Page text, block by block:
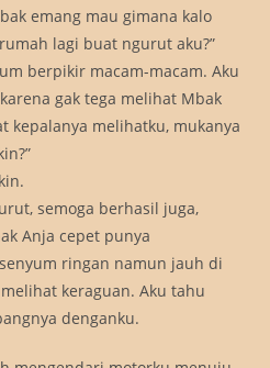
emang mau gimana kalo
lagi buat ngurut aku?”
berpikir macam-macam. Aku
gak tega melihat Mbak
kepalanya melihatku, mukanya
semoga berhasil juga,
Anja cepet punya
ringan namun jauh di
keraguan. Aku tahu
denganku.